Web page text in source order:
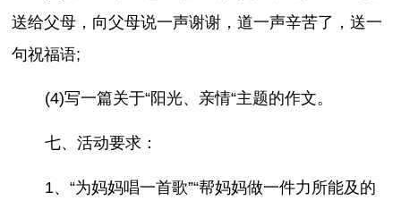
送给父母，向父母说一声谢谢，道一声辛苦了，送一
句祝福语;
(4)写一篇关于“阳光、亲情“主题的作文。
七、活动要求：
1、“为妈妈唱一首歌”“帮妈妈做一件力所能及的